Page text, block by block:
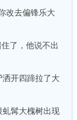
改去偏锋乐大
了，他说不出
开四蹄拉了大
髯大槐树出现